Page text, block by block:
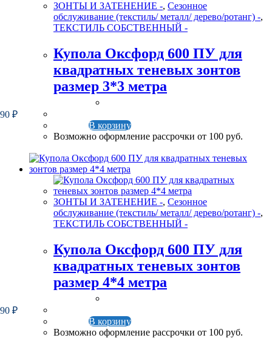
ЗОНТЫ И ЗАТЕНЕНИЕ -, Сезонное
обслуживание (текстиль/ металл/ дерево/ротанг) -,
ТЕКСТИЛЬ СОБСТВЕННЫЙ -
Купола Оксфорд 600 ПУ для
квадратных теневых зонтов
размер 3*3 метра
₽
Возможно оформление рассрочки от 100 руб.
В корзину
ЗОНТЫ И ЗАТЕНЕНИЕ -, Сезонное
обслуживание (текстиль/ металл/ дерево/ротанг) -,
ТЕКСТИЛЬ СОБСТВЕННЫЙ -
Купола Оксфорд 600 ПУ для
квадратных теневых зонтов
размер 4*4 метра
₽
Возможно оформление рассрочки от 100 руб.
В корзину